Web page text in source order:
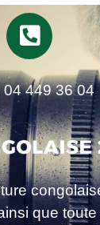
04 449 36 04
que toute